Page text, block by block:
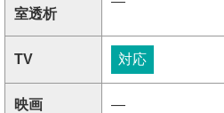
室透析
TV 対応
映画 ―